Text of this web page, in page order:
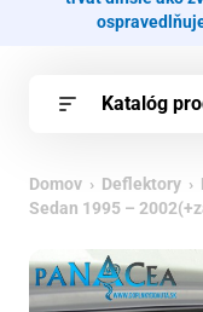
Katalóg
Domov › Deflektory ›
Sedan 1995 –